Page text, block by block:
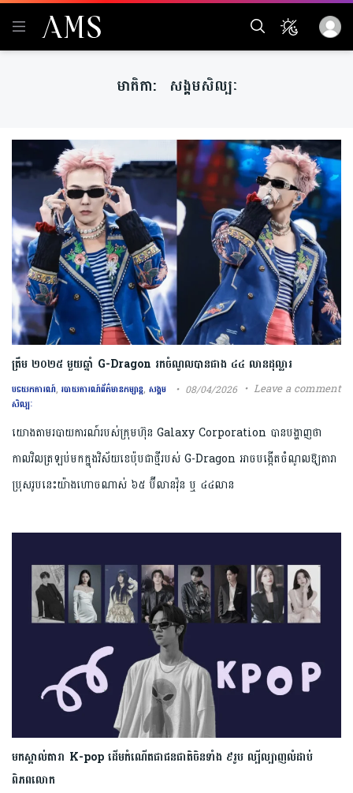
ត្រឹម ២០២៥ មួយឆ្នាំ G-Dragon រកចំណូលបានជាង ៤៤ លានដុល្លារ
បទយកការណ៍, របាយការណ៍ព័ត៌មានកម្សាន្ត, សង្គម
សិល្បៈ
08/04/2026 Leave a comment
យោងតាមរបាយការណ៍របស់ក្រុមហ៊ុន Galaxy Corporation បានបង្ហាញថា
កាលវិលត្រឡប់មកក្នុងវិស័យខេប៉ុបជាថ្មីរបស់ G-Dragon អាចបង្កើតចំណូលឱ្យតារា
ប្រុសរូបនេះយ៉ាងហោចណាស់ ៦៥ ប៊ីលានវ៉ុន ឬ ៤៤លាន
មកស្គាល់តារា K-pop ដើមកំណើតជាជនជាតិចិនទាំង ៩រូប ល្បីល្បាញលំដាប់
ពិភពលោក